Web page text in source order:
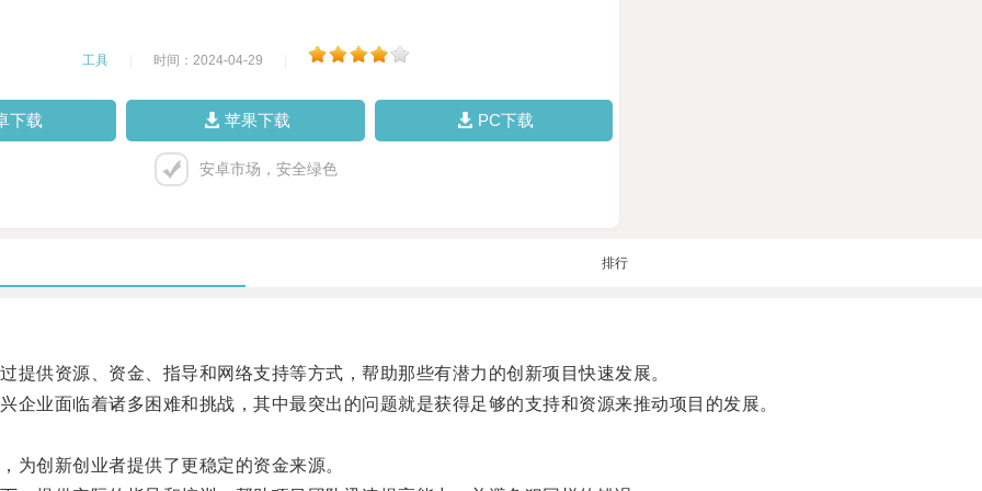
工具 时间：2024-04-29
下载 苹果下载 PC下载
安卓市场，安全绿色
排行
资源、资金、指导和网络支持等方式，帮助那些有潜力的创新项目快速发展。
面临着诸多困难和挑战，其中最突出的问题就是获得足够的支持和资源来推动项目的发展。
创新创业者提供了更稳定的资金来源。